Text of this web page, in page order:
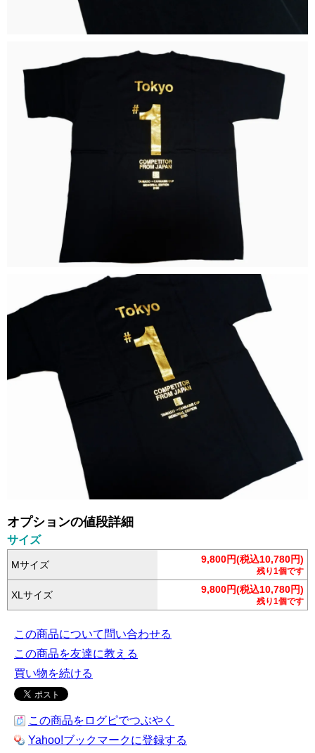
オプションの値段詳細
サイズ
Mサイズ 9,800円(税込10,780円)
残り1個です
XLサイズ 9,800円(税込10,780円)
残り1個です
この商品について問い合わせる
この商品を友達に教える
買い物を続ける
この商品をログピでつぶやく
Yahoo!ブックマークに登録する